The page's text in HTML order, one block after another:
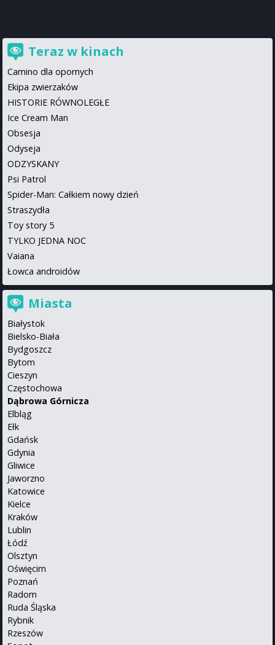
Teraz w kinach
Camino dla opornych
Ekipa zwierzaków
HISTORIE RÓWNOLEGŁE
Ice Cream Man
Obsesja
Odyseja
ODZYSKANY
Psi Patrol
Spider-Man: Całkiem nowy dzień
Straszydła
Toy story 5
TYLKO JEDNA NOC
Vaiana
Łowca androidów
Miasta
Białystok
Bielsko-Biała
Bydgoszcz
Bytom
Cieszyn
Częstochowa
Dąbrowa Górnicza
Elbląg
Ełk
Gdańsk
Gdynia
Gliwice
Jaworzno
Katowice
Kielce
Kraków
Lublin
Łódź
Olsztyn
Oświęcim
Poznań
Radom
Ruda Śląska
Rybnik
Rzeszów